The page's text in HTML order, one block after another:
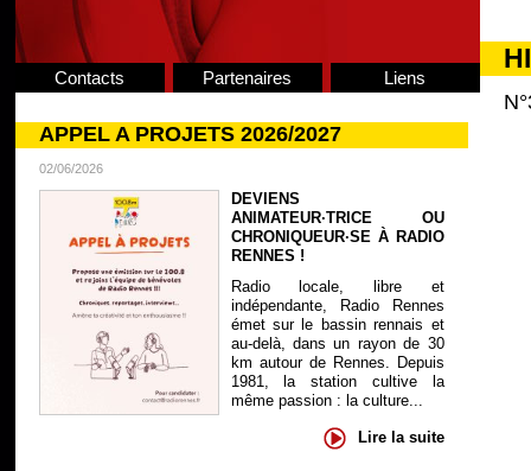
Contacts Partenaires Liens
APPEL A PROJETS 2026/2027
02/06/2026
DEVIENS
ANIMATEUR·TRICE OU
CHRONIQUEUR·SE À RADIO
RENNES !
Radio locale, libre et
indépendante, Radio Rennes
émet sur le bassin rennais et
au-delà, dans un rayon de 30
km autour de Rennes. Depuis
1981, la station cultive la
même passion : la culture...
Lire la suite